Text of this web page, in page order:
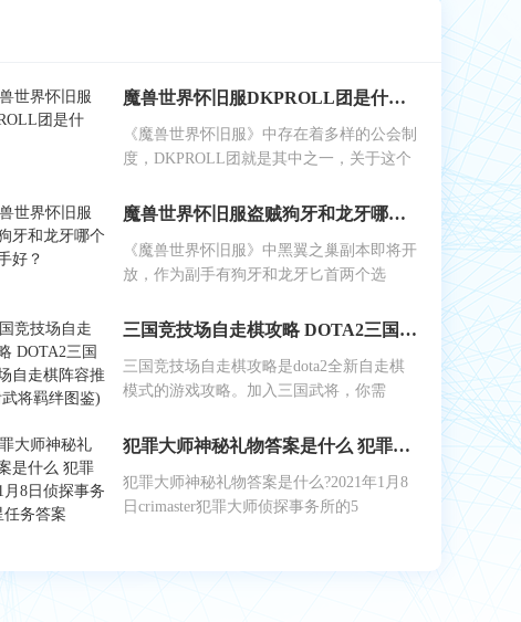
魔兽世界怀旧服DKPROLL团是什么？
《魔兽世界怀旧服》中存在着多样的公会制
度，DKPROLL团就是其中之一，关于这个
魔兽世界怀旧服盗贼狗牙和龙牙哪个做副手好？
《魔兽世界怀旧服》中黑翼之巢副本即将开
放，作为副手有狗牙和龙牙匕首两个选
三国竞技场自走棋攻略 DOTA2三国竞技场自走棋阵容推荐(附武将羁绊图鉴)
三国竞技场自走棋攻略是dota2全新自走棋
模式的游戏攻略。加入三国武将，你需
犯罪大师神秘礼物答案是什么 犯罪大师1月8日侦探事务所5星任务答案
犯罪大师神秘礼物答案是什么?2021年1月8
日crimaster犯罪大师侦探事务所的5